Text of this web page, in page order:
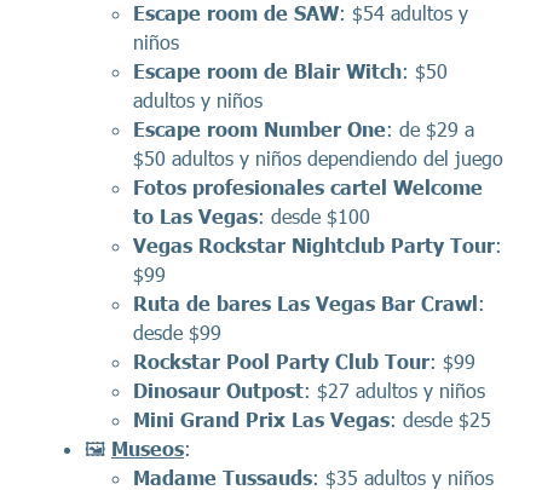
Escape room de SAW: $54 adultos y
niños
Escape room de Blair Witch: $50
adultos y niños
Escape room Number One: de $29 a
$50 adultos y niños dependiendo del juego
Fotos profesionales cartel Welcome
to Las Vegas: desde $100
Vegas Rockstar Nightclub Party Tour:
$99
Ruta de bares Las Vegas Bar Crawl:
desde $99
Rockstar Pool Party Club Tour: $99
Dinosaur Outpost: $27 adultos y niños
Mini Grand Prix Las Vegas: desde $25
🖼️ Museos:
Madame Tussauds: $35 adultos y niños